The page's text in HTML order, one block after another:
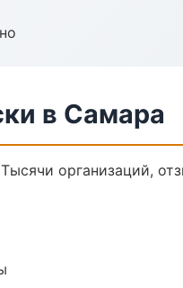
в Самара
организаций,